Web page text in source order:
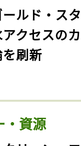
ールド・ス
クセスの
刷新
・資源